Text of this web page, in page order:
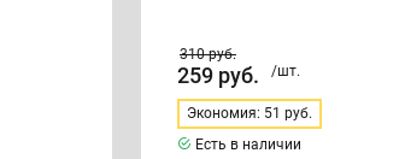
310руб.
259 руб. /шт.
Экономия: 51 руб.
Есть в наличии